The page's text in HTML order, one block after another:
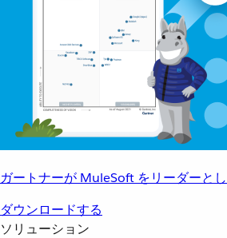
ガートナーが MuleSoft をリーダーと
ダウンロードする
ソリューション